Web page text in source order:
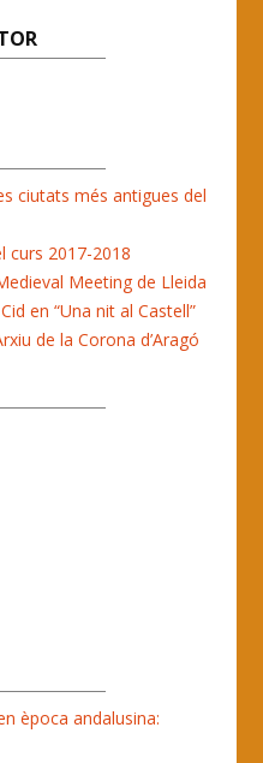
ciutats més antigues del
curs 2017-2018
Meeting de Lleida
en “Una nit al Castell”
de la Corona d’Aragó
època andalusina: